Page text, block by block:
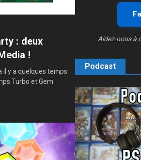
: deux
!
il y a quelques temps
Turbo et Gem
Aidez-nous à
Podcast